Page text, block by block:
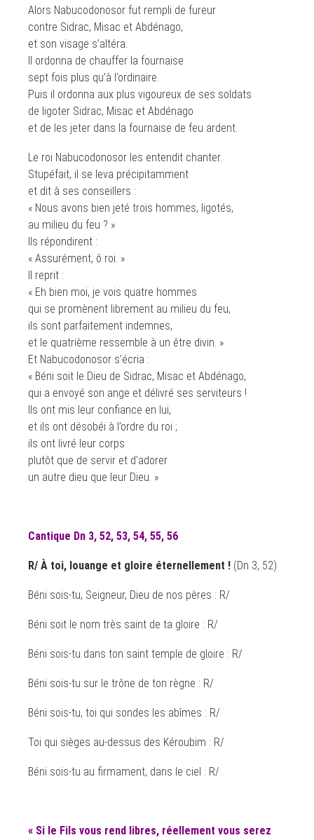
Alors Nabucodonosor fut rempli de fureur
contre Sidrac, Misac et Abdénago,
et son visage s’altéra.
Il ordonna de chauffer la fournaise
sept fois plus qu’à l’ordinaire.
Puis il ordonna aux plus vigoureux de ses soldats
de ligoter Sidrac, Misac et Abdénago
et de les jeter dans la fournaise de feu ardent.
Le roi Nabucodonosor les entendit chanter.
Stupéfait, il se leva précipitamment
et dit à ses conseillers :
« Nous avons bien jeté trois hommes, ligotés,
au milieu du feu ? »
Ils répondirent :
« Assurément, ô roi. »
Il reprit :
« Eh bien moi, je vois quatre hommes
qui se promènent librement au milieu du feu,
ils sont parfaitement indemnes,
et le quatrième ressemble à un être divin. »
Et Nabucodonosor s’écria :
« Béni soit le Dieu de Sidrac, Misac et Abdénago,
qui a envoyé son ange et délivré ses serviteurs !
Ils ont mis leur confiance en lui,
et ils ont désobéi à l’ordre du roi ;
ils ont livré leur corps
plutôt que de servir et d’adorer
un autre dieu que leur Dieu. »
Cantique Dn 3, 52, 53, 54, 55, 56
R/ À toi, louange et gloire éternellement ! (Dn 3, 52)
Béni sois-tu, Seigneur, Dieu de nos pères : R/
Béni soit le nom très saint de ta gloire : R/
Béni sois-tu dans ton saint temple de gloire : R/
Béni sois-tu sur le trône de ton règne : R/
Béni sois-tu, toi qui sondes les abîmes : R/
Toi qui sièges au-dessus des Kéroubim : R/
Béni sois-tu au firmament, dans le ciel : R/
« Si le Fils vous rend libres, réellement vous serez